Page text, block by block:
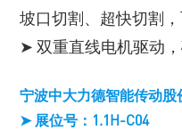
坡口切割、超快切割
➤ 双重直线电机驱动
宁波中大力德智能传动
➤ 展位号：1.1H-C04